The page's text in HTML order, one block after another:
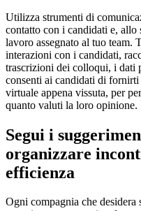
Utilizza strumenti di
contatto con i candidati e, allo
lavoro assegnato al tuo team.
interazioni con i candidati,
trascrizioni dei colloqui, i dati
consenti ai candidati di
virtuale appena vissuta, per
quanto valuti la loro opinione.
Segui i
organizzare
efficienza
Ogni compagnia che